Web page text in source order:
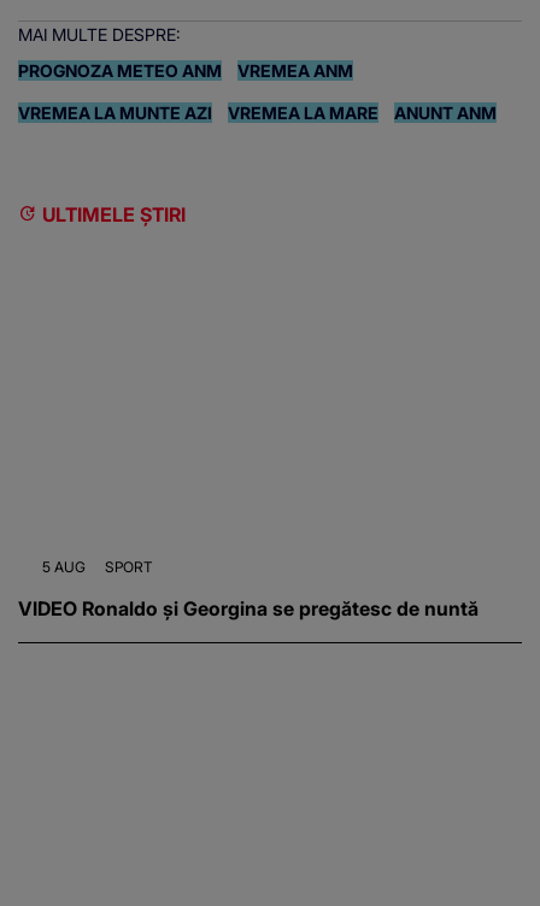
MAI MULTE DESPRE:
PROGNOZA METEO ANM
VREMEA ANM
VREMEA LA MUNTE AZI VREMEA LA MARE ANUNT ANM
ULTIMELE ȘTIRI
5 AUG SPORT
VIDEO Ronaldo și Georgina se pregătesc de nuntă